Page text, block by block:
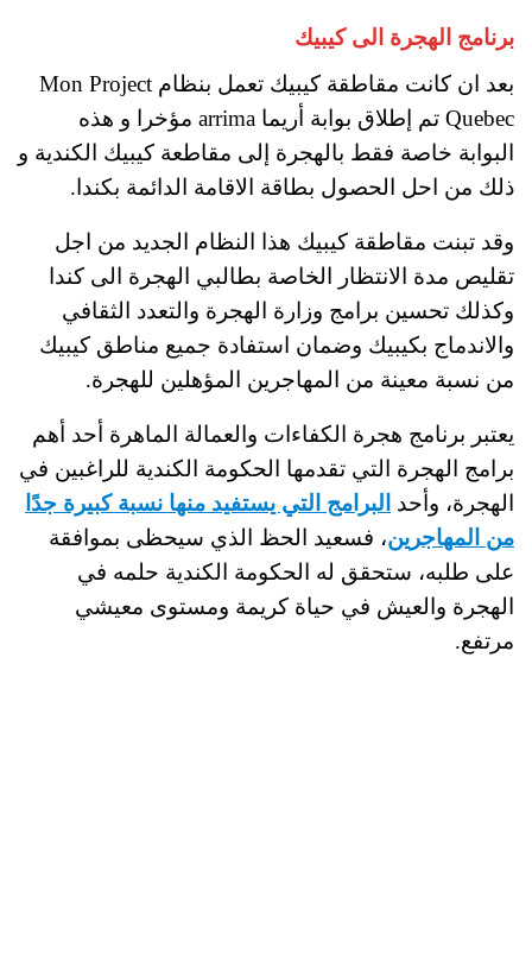
برنامج الهجرة الى كيبيك
بعد ان كانت مقاطقة كيبيك تعمل بنظام Mon Project
Quebec تم إطلاق بوابة أريما arrima مؤخرا و هذه
البوابة خاصة فقط بالهجرة إلى مقاطعة كيبيك الكندية و
ذلك من احل الحصول بطاقة الاقامة الدائمة بكندا.
وقد تبنت مقاطقة كيبيك هذا النظام الجديد من اجل
تقليص مدة الانتظار الخاصة بطالبي الهجرة الى كندا
وكذلك تحسين برامج وزارة الهجرة والتعدد الثقافي
والاندماج بكيبيك وضمان استفادة جميع مناطق كيبيك
من نسبة معينة من المهاجرين المؤهلين للهجرة.
يعتبر برنامج هجرة الكفاءات والعمالة الماهرة أحد أهم
برامج الهجرة التي تقدمها الحكومة الكندية للراغبين في
الهجرة، وأحد البرامج التي يستفيد منها نسبة كبيرة جدًا
من المهاجرين، فسعيد الحظ الذي سيحظى بموافقة
على طلبه، ستحقق له الحكومة الكندية حلمه في
الهجرة والعيش في حياة كريمة ومستوى معيشي
مرتفع.